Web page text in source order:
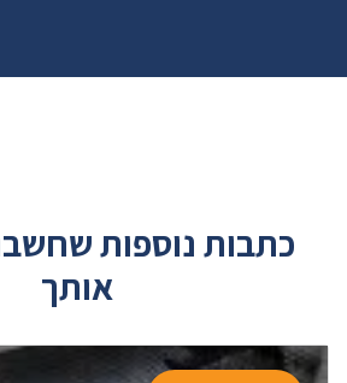
כתבות נוספות
אותך